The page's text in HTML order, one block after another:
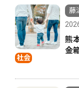
社会
藤
熊
金